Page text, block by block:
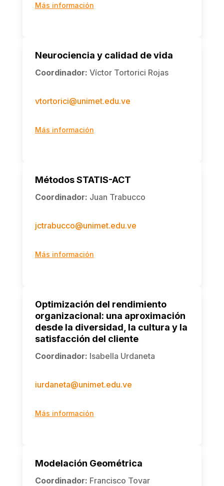
Más información
Neurociencia y calidad de vida
Coordinador: Víctor Tortorici Rojas
vtortorici@unimet.edu.ve
Más información
Métodos STATIS-ACT
Coordinador: Juan Trabucco
jctrabucco@unimet.edu.ve
Más información
Optimización del rendimiento
organizacional: una aproximación
desde la diversidad, la cultura y la
satisfacción del cliente
Coordinador: Isabella Urdaneta
iurdaneta@unimet.edu.ve
Más información
Modelación Geométrica
Coordinador: Francisco Tovar